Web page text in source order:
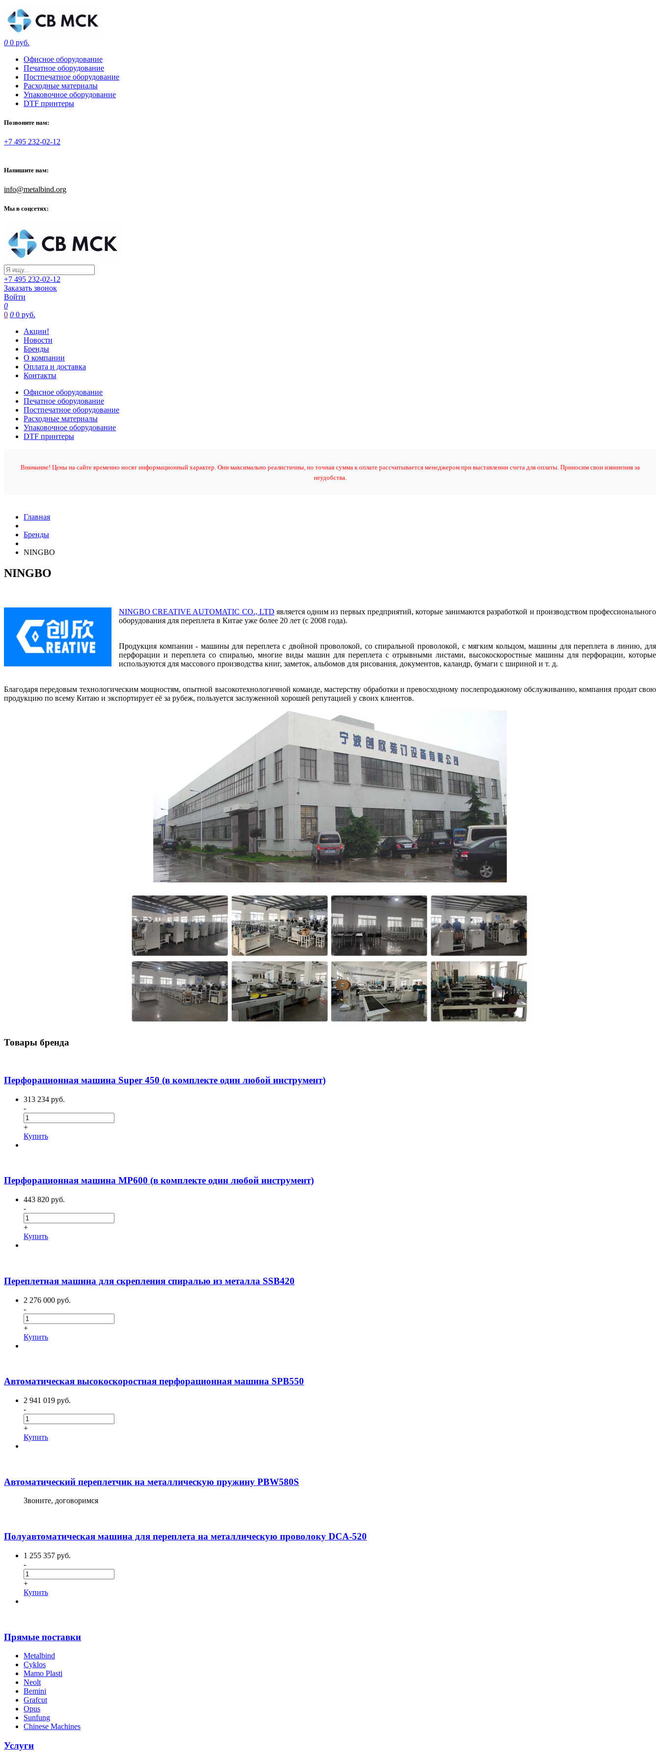
0 0 руб.
Офисное оборудование
Печатное оборудование
Постпечатное оборудование
Расходные материалы
Упаковочное оборудование
DTF принтеры
Позвоните нам:
+7 495 232-02-12
Напишите нам:
info@metalbind.org
Мы в соцсетях:
+7 495 232-02-12
Заказать звонок
Войти
0
0 0 0 руб.
Акции!
Новости
Бренды
О компании
Оплата и доставка
Контакты
Офисное оборудование
Печатное оборудование
Постпечатное оборудование
Расходные материалы
Упаковочное оборудование
DTF принтеры
Внимание! Цены на сайте временно носят информационный характер. Они максимально реалистичны, но точная сумма к оплате рассчитывается менеджером при выставлении счета для оплаты. Приносим свои извинения за
неудобства.
Главная
Бренды
NINGBO
NINGBO
NINGBO CREATIVE AUTOMATIC CO., LTD является одним из первых предприятий, которые занимаются разработкой и производством профессионального
оборудования для переплета в Китае уже более 20 лет (с 2008 года).
Продукция компании - машины для переплета с двойной проволокой, со спиральной проволокой, с мягким кольцом, машины для переплета в линию, для
перфорации и переплета со спиралью, многие виды машин для переплета с отрывными листами, высокоскоростные машины для перфорации, которые
используются для массового производства книг, заметок, альбомов для рисования, документов, каландр, бумаги с шириной и т. д.
Благодаря передовым технологическим мощностям, опытной высокотехнологичной команде, мастерству обработки и превосходному послепродажному обслуживанию, компания продат свою
продукцию по всему Китаю и экспортирует её за рубеж, пользуется заслуженной хорошей репутацией у своих клиентов.
Товары бренда
Перфорационная машина Super 450 (в комплекте один любой инструмент)
313 234 руб.
-
+
Купить
Перфорационная машина MP600 (в комплекте один любой инструмент)
443 820 руб.
-
+
Купить
Переплетная машина для скрепления спиралью из металла SSB420
2 276 000 руб.
-
+
Купить
Автоматическая высокоскоростная перфорационная машина SPB550
2 941 019 руб.
-
+
Купить
Автоматический переплетчик на металлическую пружину PBW580S
Звоните, договоримся
Полуавтоматическая машина для переплета на металлическую проволоку DCA-520
1 255 357 руб.
-
+
Купить
Прямые поставки
Metalbind
Cyklos
Mamo Plasti
Neolt
Bemini
Grafcut
Opus
Sunfung
Chinese Machines
Услуги